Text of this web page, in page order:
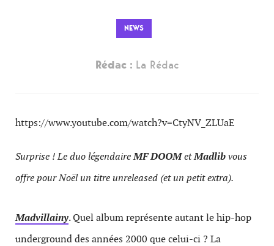
NEWS
Rédac : La Rédac
https://www.youtube.com/watch?v=CtyNV_ZLUaE
Surprise ! Le duo légendaireMF DOOMetMadlibvous
offre pour Noël un titre unreleased (et un petit extra).
Madvillainy. Quel album représente autant le hip-hop
underground des années 2000 que celui-ci ? La